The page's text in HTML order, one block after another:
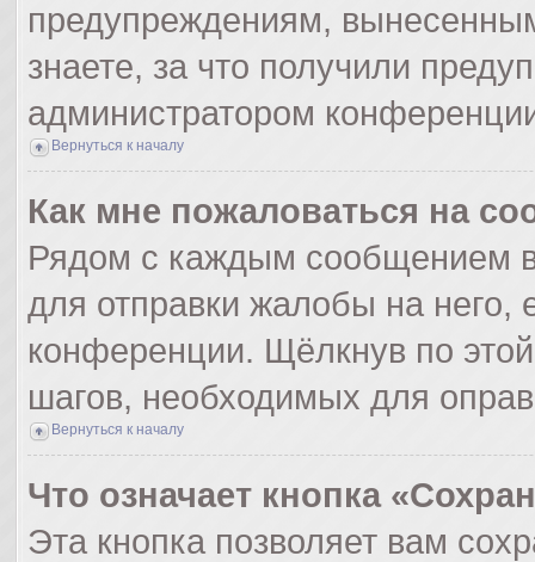
предупреждениям,
знаете, за что получили
администратором
Вернуться к началу
Как мне пожаловаться на
Рядом с каждым сообщением
для отправки жалобы на него,
конференции. Щёлкнув по
шагов, необходимых для
Вернуться к началу
Что означает кнопка
Эта кнопка позволяет вам